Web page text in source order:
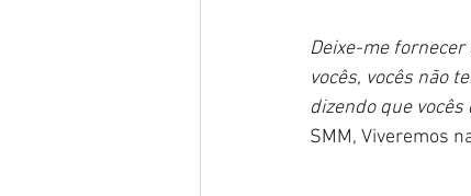
Deixe-me fornecer
vocês, vocês não
dizendo que
SMM, Viveremos